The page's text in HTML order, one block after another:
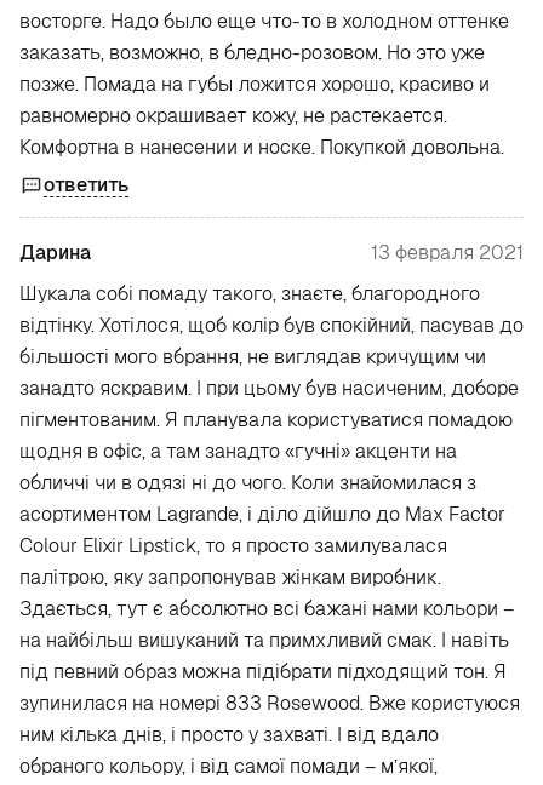
восторге. Надо было еще что-то в холодном оттенке
заказать, возможно, в бледно-розовом. Но это уже
позже. Помада на губы ложится хорошо, красиво и
равномерно окрашивает кожу, не растекается.
Комфортна в нанесении и носке. Покупкой довольна.
ответить
Дарина
13 февраля 2021
Шукала собі помаду такого, знаєте, благородного
відтінку. Хотілося, щоб колір був спокійний, пасував до
більшості мого вбрання, не виглядав кричущим чи
занадто яскравим. І при цьому був насиченим, доборе
пігментованим. Я планувала користуватися помадою
щодня в офіс, а там занадто «гучні» акценти на
обличчі чи в одязі ні до чого. Коли знайомилася з
асортиментом Lagrande, і діло дійшло до Max Factor
Colour Elixir Lipstick, то я просто замилувалася
палітрою, яку запропонував жінкам виробник.
Здається, тут є абсолютно всі бажані нами кольори –
на найбільш вишуканий та примхливий смак. І навіть
під певний образ можна підібрати підходящий тон. Я
зупинилася на номері 833 Rosewood. Вже користуюся
ним кілька днів, і просто у захваті. І від вдало
обраного кольору, і від самої помади – м’якої,